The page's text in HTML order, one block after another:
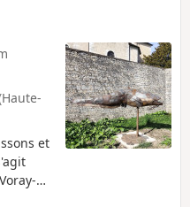
et